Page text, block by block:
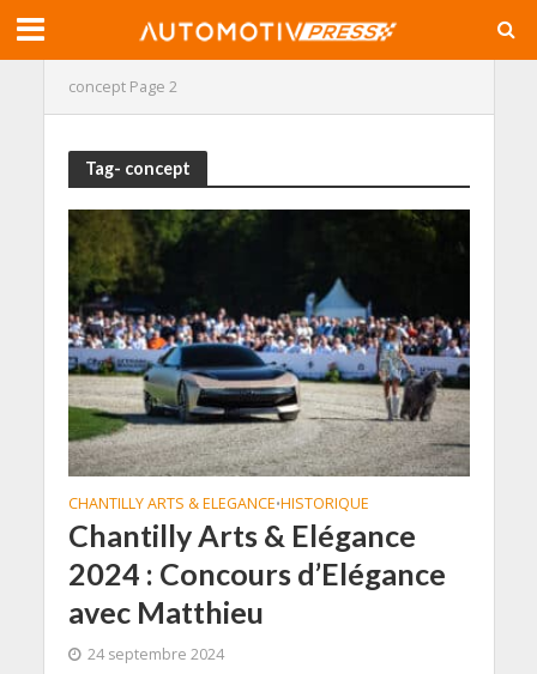
concept Page 2
Tag- concept
CHANTILLY ARTS & ELEGANCE•HISTORIQUE
Chantilly Arts & Elégance
2024 : Concours d’Elégance
avec Matthieu
24 septembre 2024